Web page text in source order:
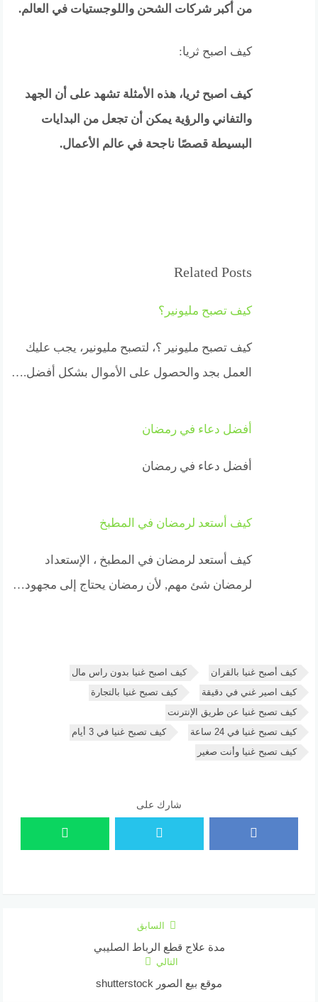
من أكبر شركات الشحن واللوجستيات في العالم.
كيف اصبح ثريا:
كيف اصبح ثريا، هذه الأمثلة تشهد على أن الجهد
والتفاني والرؤية يمكن أن تجعل من البدايات
البسيطة قصصًا ناجحة في عالم الأعمال.
Related Posts
كيف تصبح مليونير؟
كيف تصبح مليونير ؟، لتصبح مليونير، يجب عليك
العمل بجد والحصول على الأموال بشكل أفضل.…
أفضل دعاء في رمضان
أفضل دعاء في رمضان
كيف أستعد لرمضان في المطبخ
كيف أستعد لرمضان في المطبخ ، الإستعداد
لرمضان شئ مهم, لأن رمضان يحتاج إلى مجهود…
كيف أصبح غنيا بالقران
كيف اصبح غنيا بدون راس مال
كيف اصير غني في دقيقة
كيف تصبح غنيا بالتجارة
كيف تصبح غنيا عن طريق الإنترنت
كيف تصبح غنيا في 24 ساعة
كيف تصبح غنيا في 3 أيام
كيف تصبح غنيا وأنت صغير
شارك على
السابق
مدة علاج قطع الرباط الصليبي
التالي
موقع بيع الصور shutterstock